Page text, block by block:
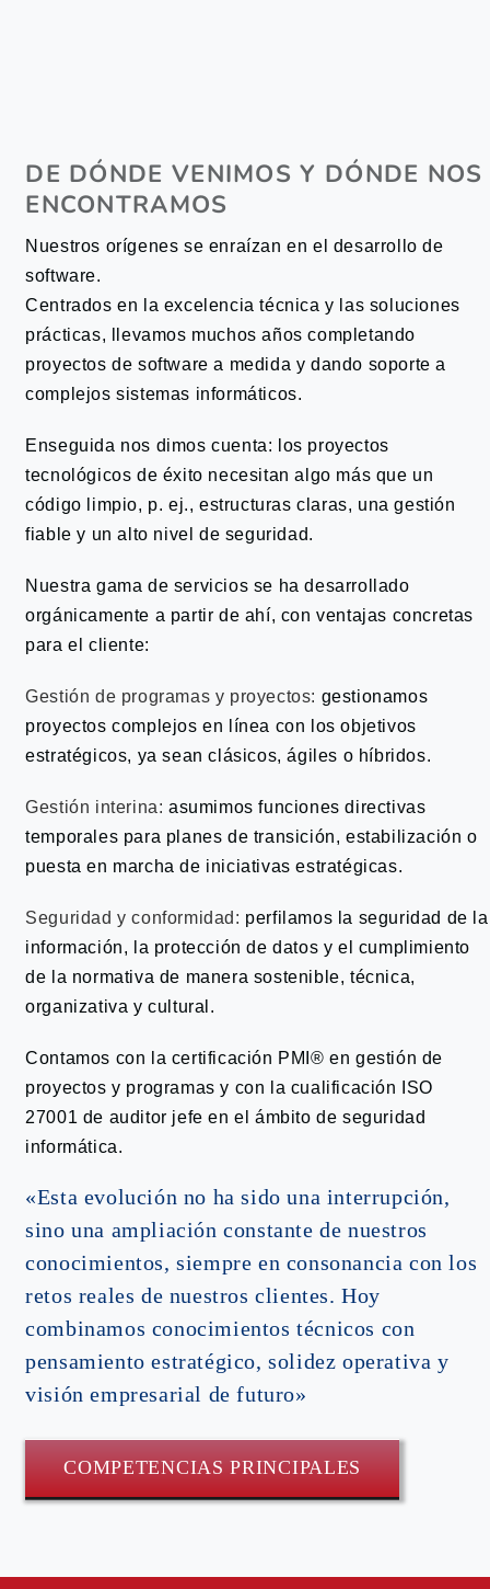
DE DÓNDE VENIMOS Y DÓNDE NOS
ENCONTRAMOS
Nuestros orígenes se enraízan en el desarrollo de
software.
Centrados en la excelencia técnica y las soluciones
prácticas, llevamos muchos años completando
proyectos de software a medida y dando soporte a
complejos sistemas informáticos.
Enseguida nos dimos cuenta: los proyectos
tecnológicos de éxito necesitan algo más que un
código limpio, p. ej., estructuras claras, una gestión
fiable y un alto nivel de seguridad.
Nuestra gama de servicios se ha desarrollado
orgánicamente a partir de ahí, con ventajas concretas
para el cliente:
Gestión de programas y proyectos: gestionamos
proyectos complejos en línea con los objetivos
estratégicos, ya sean clásicos, ágiles o híbridos.
Gestión interina: asumimos funciones directivas
temporales para planes de transición, estabilización o
puesta en marcha de iniciativas estratégicas.
Seguridad y conformidad: perfilamos la seguridad de la
información, la protección de datos y el cumplimiento
de la normativa de manera sostenible, técnica,
organizativa y cultural.
Contamos con la certificación PMI® en gestión de
proyectos y programas y con la cualificación ISO
27001 de auditor jefe en el ámbito de seguridad
informática.
«Esta evolución no ha sido una interrupción,
sino una ampliación constante de nuestros
conocimientos, siempre en consonancia con los
retos reales de nuestros clientes. Hoy
combinamos conocimientos técnicos con
pensamiento estratégico, solidez operativa y
visión empresarial de futuro»
COMPETENCIAS PRINCIPALES